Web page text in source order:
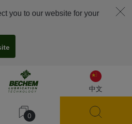
中文
0
you to our website for your